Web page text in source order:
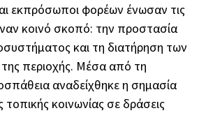
εκπρόσωποι φορέων ένωσαν τις
κοινό σκοπό: την προστασία
και τη διατήρηση των
περιοχής. Μέσα από τη
αναδείχθηκε η σημασία
κοινωνίας σε δράσεις